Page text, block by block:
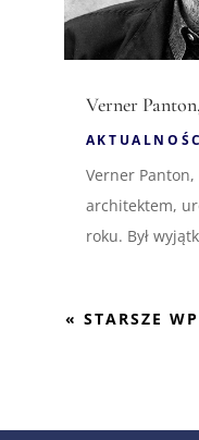
Verner
Verner
architektem,
roku. Był
« STARSZE